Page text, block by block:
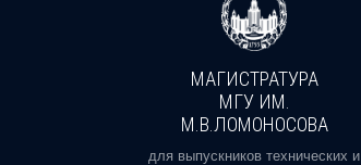
МАГИСТРАТУРА
МГУ ИМ.
М.В.ЛОМОНОСОВА
для выпускников технических и